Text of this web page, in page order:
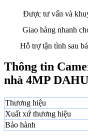
Được tư vấn và
Giao hàng nhanh
Hỗ trợ tận tình sau
Thông tin
nhà 4MP
Thương hiệu
Xuất xứ thương hiệu
Bảo hành